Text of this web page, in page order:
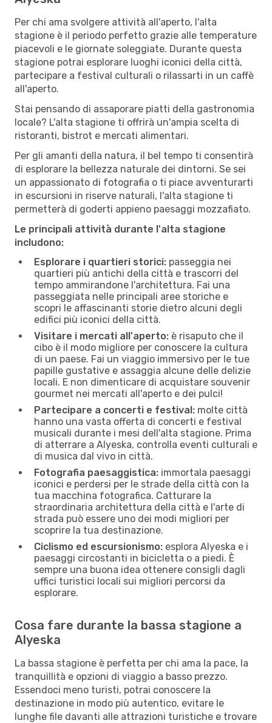
Per chi ama svolgere attività all'aperto, l'alta
stagione è il periodo perfetto grazie alle temperature
piacevoli e le giornate soleggiate. Durante questa
stagione potrai esplorare luoghi iconici della città,
partecipare a festival culturali o rilassarti in un caffè
all'aperto.
Stai pensando di assaporare piatti della gastronomia
locale? L'alta stagione ti offrirà un'ampia scelta di
ristoranti, bistrot e mercati alimentari.
Per gli amanti della natura, il bel tempo ti consentirà
di esplorare la bellezza naturale dei dintorni. Se sei
un appassionato di fotografia o ti piace avventurarti
in escursioni in riserve naturali, l'alta stagione ti
permetterà di goderti appieno paesaggi mozzafiato.
Le principali attività durante l'alta stagione
includono:
Esplorare i quartieri storici: passeggia nei
quartieri più antichi della città e trascorri del
tempo ammirandone l'architettura. Fai una
passeggiata nelle principali aree storiche e
scopri le affascinanti storie dietro alcuni degli
edifici più iconici della città.
Visitare i mercati all'aperto: è risaputo che il
cibo è il modo migliore per conoscere la cultura
di un paese. Fai un viaggio immersivo per le tue
papille gustative e assaggia alcune delle delizie
locali. E non dimenticare di acquistare souvenir
gourmet nei mercati all'aperto e dei pulci!
Partecipare a concerti e festival: molte città
hanno una vasta offerta di concerti e festival
musicali durante i mesi dell'alta stagione. Prima
di atterrare a Alyeska, controlla eventi culturali e
di musica dal vivo in città.
Fotografia paesaggistica: immortala paesaggi
iconici e perdersi per le strade della città con la
tua macchina fotografica. Catturare la
straordinaria architettura della città e l'arte di
strada può essere uno dei modi migliori per
scoprire la tua destinazione.
Ciclismo ed escursionismo: esplora Alyeska e i
paesaggi circostanti in bicicletta o a piedi. È
sempre una buona idea ottenere consigli dagli
uffici turistici locali sui migliori percorsi da
esplorare.
Cosa fare durante la bassa stagione a
Alyeska
La bassa stagione è perfetta per chi ama la pace, la
tranquillità e opzioni di viaggio a basso prezzo.
Essendoci meno turisti, potrai conoscere la
destinazione in modo più autentico, evitare le
lunghe file davanti alle attrazioni turistiche e trovare